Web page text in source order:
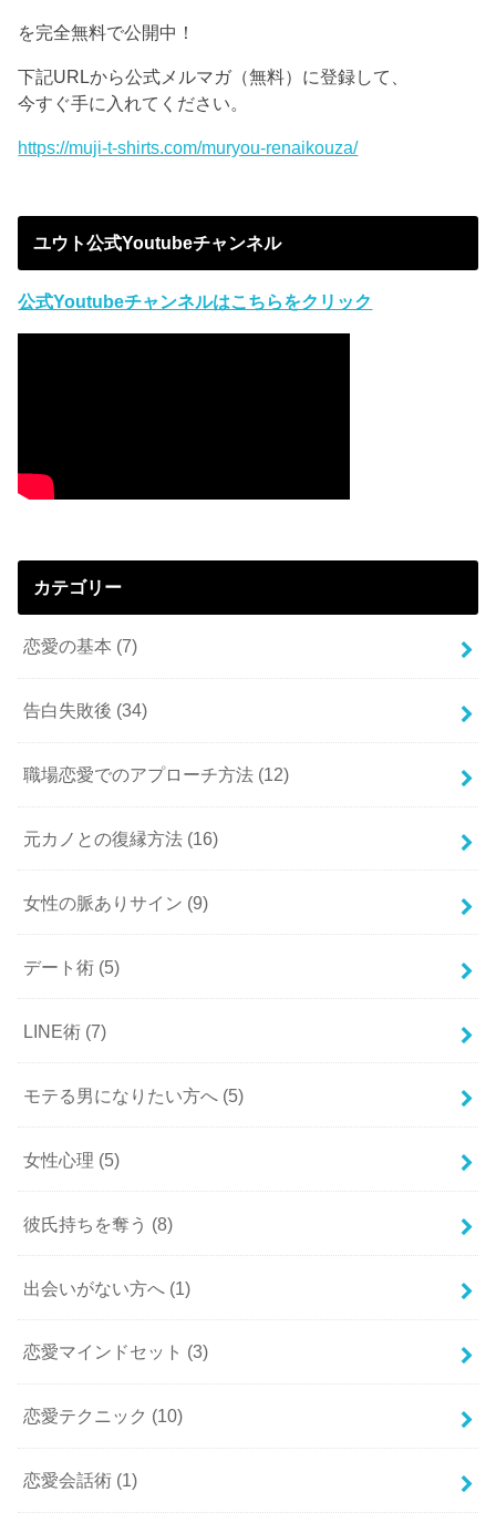
を完全無料で公開中！
下記URLから公式メルマガ（無料）に登録して、
今すぐ手に入れてください。
https://muji-t-shirts.com/muryou-renaikouza/
ユウト公式Youtubeチャンネル
公式Youtubeチャンネルはこちらをクリック
カテゴリー
恋愛の基本 (7)
告白失敗後 (34)
職場恋愛でのアプローチ方法 (12)
元カノとの復縁方法 (16)
女性の脈ありサイン (9)
デート術 (5)
LINE術 (7)
モテる男になりたい方へ (5)
女性心理 (5)
彼氏持ちを奪う (8)
出会いがない方へ (1)
恋愛マインドセット (3)
恋愛テクニック (10)
恋愛会話術 (1)